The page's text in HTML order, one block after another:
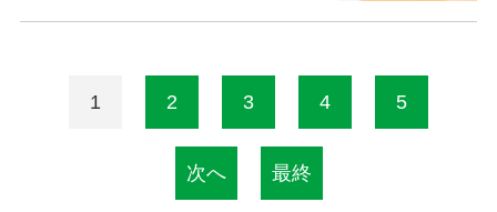
1 2 3 4 5
次へ 最終